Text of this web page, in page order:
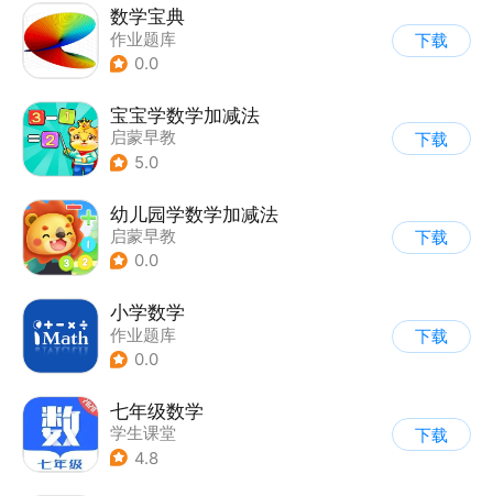
数学宝典
作业题库
0.0
下载
宝宝学数学加减法
启蒙早教
5.0
下载
幼儿园学数学加减法
启蒙早教
0.0
下载
小学数学
作业题库
0.0
下载
七年级数学
学生课堂
4.8
下载